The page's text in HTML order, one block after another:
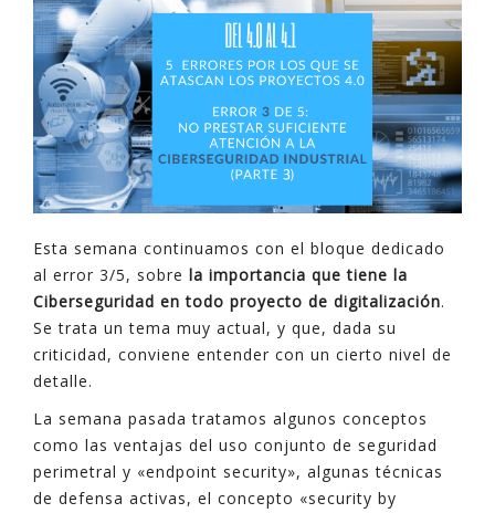
Esta semana continuamos con el bloque dedicado
al error 3/5, sobre la importancia que tiene la
Ciberseguridad en todo proyecto de digitalización.
Se trata un tema muy actual, y que, dada su
criticidad, conviene entender con un cierto nivel de
detalle.
La semana pasada tratamos algunos conceptos
como las ventajas del uso conjunto de seguridad
perimetral y «endpoint security», algunas técnicas
de defensa activas, el concepto «security by